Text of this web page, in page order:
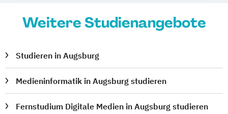
Weitere Studienangebote
Studieren in Augsburg
Medieninformatik in Augsburg studieren
Fernstudium Digitale Medien in Augsburg studieren